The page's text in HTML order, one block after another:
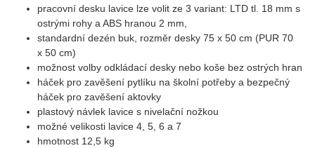
pracovní desku lavice lze volit ze 3 variant: LTD tl. 18 mm s
ostrými rohy a ABS hranou 2 mm,
standardní dezén buk, rozměr desky 75 x 50 cm (PUR 70
x 50 cm)
možnost volby odkládací desky nebo koše bez ostrých hran
háček pro zavěšení pytlíku na školní potřeby a bezpečný
háček pro zavěšení aktovky
plastový návlek lavice s nivelační nožkou
možné velikosti lavice 4, 5, 6 a 7
hmotnost 12,5 kg